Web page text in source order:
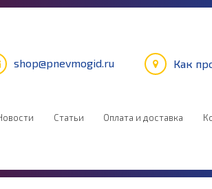
shop@pnevmogid.ru Как
Статьи Оплата и доставка